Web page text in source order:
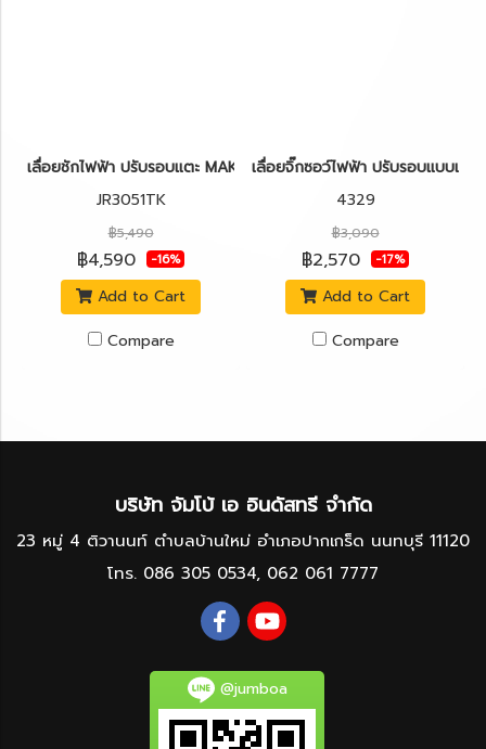
เลื่อยชักไฟฟ้า ปรับรอบแตะ MAKITA JR3051TK 1200W
JR3051TK
฿5,490
฿4,590 -16%
Add to Cart
Compare
เลื่อยจิ๊กซอว์ไฟฟ้า ปรับรอบแบบเต
4329
฿3,090
฿2,570 -17%
Add to Cart
Compare
บริษัท จัมโบ้ เอ อินดัสทรี จำกัด
23 หมู่ 4 ติวานนท์ ตำบลบ้านใหม่ อำเภอปากเกร็ด นนทบุรี 11120
โทร. 086 305 0534, 062 061 7777
@jumboa